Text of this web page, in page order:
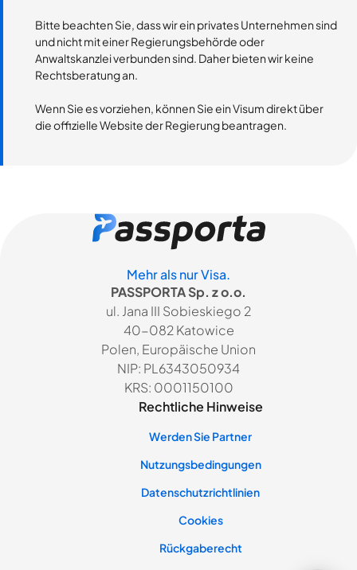
Bitte beachten Sie, dass wir ein privates Unternehmen sind
und nicht mit einer Regierungsbehörde oder
Anwaltskanzlei verbunden sind. Daher bieten wir keine
Rechtsberatung an.
Wenn Sie es vorziehen, können Sie ein Visum direkt über
die offizielle Website der Regierung beantragen.
Mehr als nur Visa.
PASSPORTA Sp. z o.o.
ul. Jana III Sobieskiego 2
40-082 Katowice
Polen, Europäische Union
NIP: PL6343050934
KRS: 0001150100
Rechtliche Hinweise
Werden Sie Partner
Nutzungsbedingungen
Datenschutzrichtlinien
Cookies
Rückgaberecht